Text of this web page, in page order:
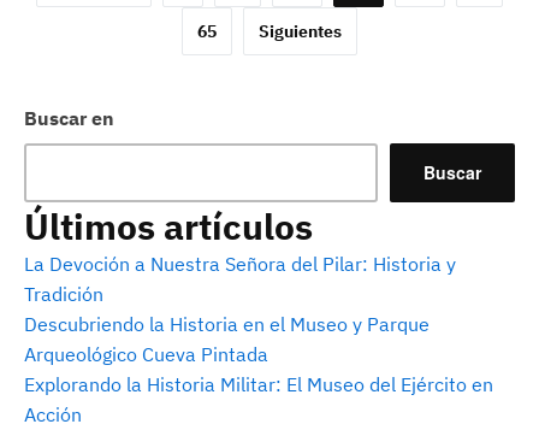
Buscar en
Buscar
Últimos artículos
La Devoción a Nuestra Señora del Pilar: Historia y
Tradición
Descubriendo la Historia en el Museo y Parque
Arqueológico Cueva Pintada
Explorando la Historia Militar: El Museo del Ejército en
Acción
65 Siguientes